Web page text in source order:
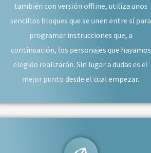
también con versión offline, utiliza unos
sencillos bloques que se unen entre sí para
programar instrucciones que, a
continuación, los personajes que hayamos
elegido realizarán. Sin lugar a dudas es el
mejor punto desde el cual empezar.